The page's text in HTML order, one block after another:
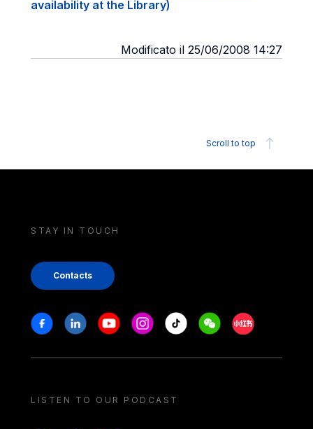
availability at the Library)
Modificato il 25/06/2008 14:27
Scroll to top
STAY IN TOUCH
Contacts
Stay in touch
FacebookLinkedinYoutubeInstagram
Tiktok WeechatXiaohongshu/
LISTEN TO OUR PODCAST